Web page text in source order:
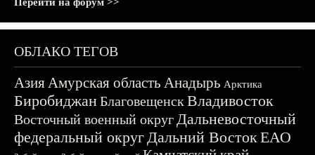
ОБЛАКО ТЕГОВ
АзияАмурская область Анадырь Арктика
БиробиджанБлаговещенскВладивосток
Восточный военный округДальневосточный
федеральный округДальний ВостокЕАО